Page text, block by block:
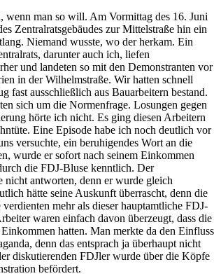
wenn man so will. Am Vormittag des 16. Juni
Zentralratsgebäudes zur Mittelstraße hin ein
Niemand wusste, wo der herkam. Ein
darunter auch ich, liefen
und landeten so mit den Demonstranten vor
in der Wilhelmstraße. Wir hatten schnell
fast ausschließlich aus Bauarbeitern bestand.
sich um die Normenfrage. Losungen gegen
hörte ich nicht. Es ging diesen Arbeitern
Eine Episode habe ich noch deutlich vor
versuchte, ein beruhigendes Wort an die
wurde er sofort nach seinem Einkommen
die FDJ-Bluse kenntlich. Der
nicht antworten, denn er wurde gleich
hätte seine Auskunft überrascht, denn die
mehr als dieser hauptamtliche FDJ-
waren einfach davon überzeugt, dass die
hatten. Man merkte da den Einfluss
denn das entsprach ja überhaupt nicht
diskutierenden FDJler wurde über die Köpfe
befördert.